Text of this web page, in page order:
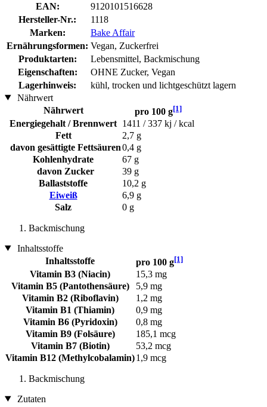
EAN:
9120101516628
Hersteller-Nr.:
1118
Marken:
Bake Affair
Ernährungsformen: Vegan, Zuckerfrei
Produktarten:
Lebensmittel, Backmischung
Eigenschaften:
OHNE Zucker, Vegan
Lagerhinweis:
kühl, trocken und lichtgeschützt lagern
Nährwert
Nährwert
pro 100 g[1]
Energiegehalt / Brennwert 1411 / 337 kj / kcal
Fett
2,7 g
davon gesättigte Fettsäuren0,4 g
Kohlenhydrate
67 g
davon Zucker
39 g
Ballaststoffe
10,2 g
Eiweiß
6,9 g
Salz
0 g
Backmischung
Inhaltsstoffe
Inhaltsstoffe
pro 100 g[1]
Vitamin B3 (Niacin)
15,3 mg
Vitamin B5 (Pantothensäure)
5,9 mg
Vitamin B2 (Riboflavin)
1,2 mg
Vitamin B1 (Thiamin)
0,9 mg
Vitamin B6 (Pyridoxin)
0,8 mg
Vitamin B9 (Folsäure)
185,1 mcg
Vitamin B7 (Biotin)
53,2 mcg
Vitamin B12 (Methylcobalamin)1,9 mcg
Backmischung
Zutaten